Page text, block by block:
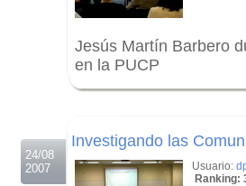
Jesús Martín Barbero
en la PUCP
24/08
2007
Investigando las
Usuario:
Ranking: